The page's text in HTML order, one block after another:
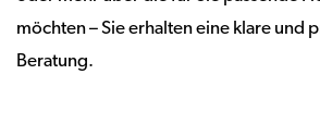
möchten – Sie erhalten eine klare und
Beratung.